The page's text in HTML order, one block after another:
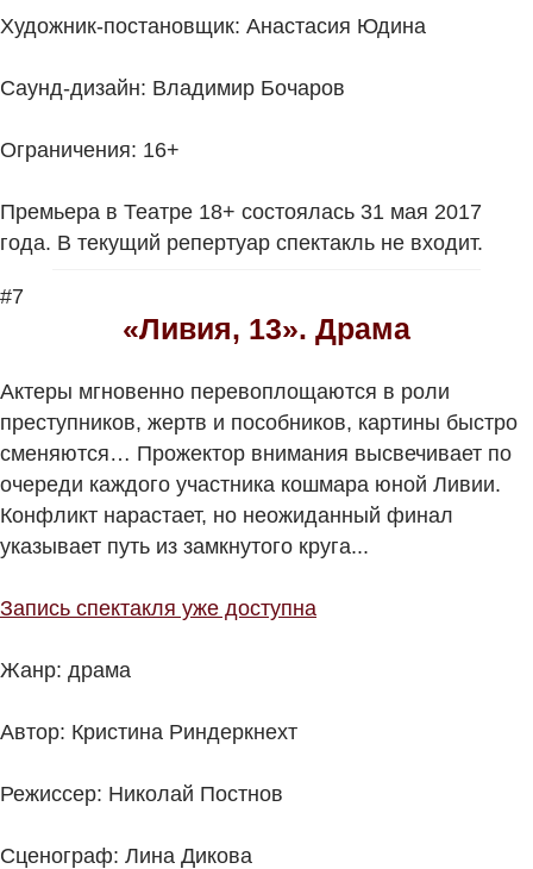
Художник-постановщик: Анастасия Юдина
Саунд-дизайн: Владимир Бочаров
Ограничения: 16+
Премьера в Театре 18+ состоялась 31 мая 2017
года. В текущий репертуар спектакль не входит.
#7
«Ливия, 13». Драма
Актеры мгновенно перевоплощаются в роли
преступников, жертв и пособников, картины быстро
сменяются… Прожектор внимания высвечивает по
очереди каждого участника кошмара юной Ливии.
Конфликт нарастает, но неожиданный финал
указывает путь из замкнутого круга...
Запись спектакля уже доступна
Жанр: драма
Автор: Кристина Риндеркнехт
Режиссер: Николай Постнов
Сценограф: Лина Дикова